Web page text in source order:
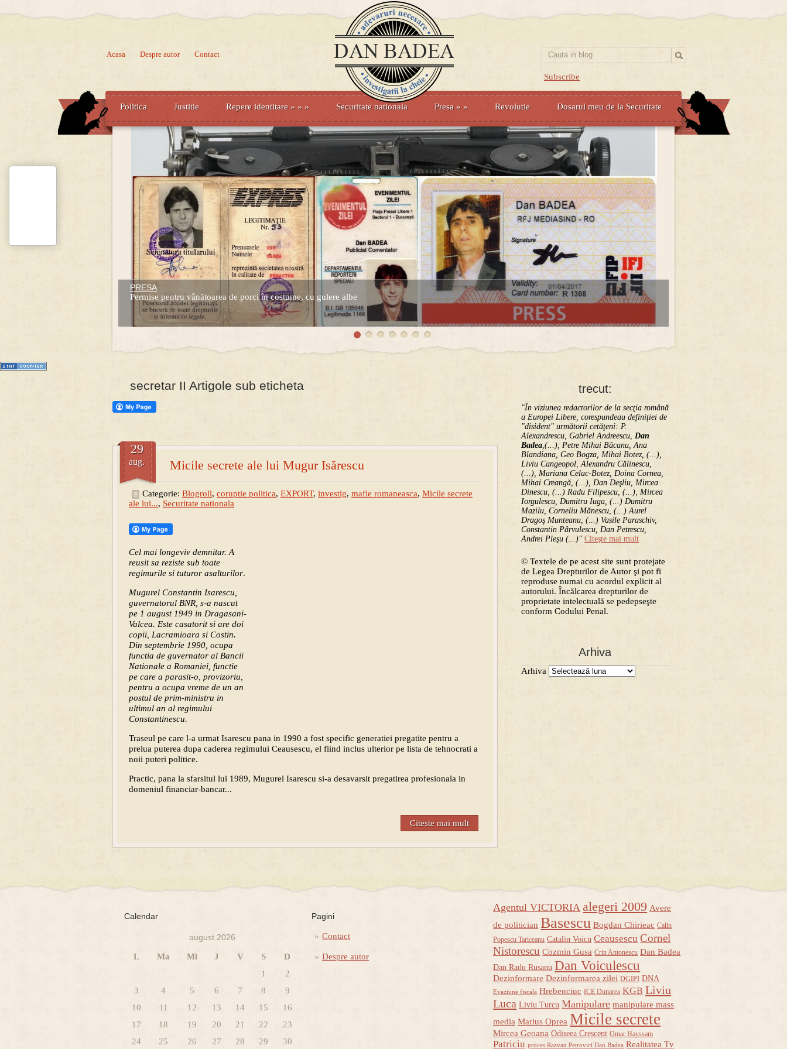
Subscribe
Acasa Despre autor Contact
Politica Justitie Repere identitare » » » Securitate nationala Presa » » Revolutie Dosarul meu de la Securitate
PRESA
Permise pentru vânătoarea de porci în costume, cu gulere albe
Prima mea carte publicata (Nemira)
Averea Presedintelui: prima lucrare despre controversatele conturi secrete ale Securitatii.
trecut:
"În viziunea redactorilor de la secţia română
a Europei Libere, corespundeau definiţiei de
"disident" următorii ce­tă­ţeni: P.
Alexandrescu, Gabriel Andreescu, Dan
Badea,(...), Petre Mihai Băcanu, Ana
Blandiana, Geo Bogza, Mihai Botez, (...),
Liviu Cangeopol, Alexandru Călinescu,
(...), Mariana Celac-Botez, Doina Cornea,
Mihai Creangă, (...), Dan Deşliu, Mircea
Dinescu, (...) Radu Filipescu, (...), Mircea
Iorgulescu, Dumitru Iuga, (...) Dumitru
Mazilu, Corneliu Mănescu, (...) Aurel
Dragoş Munteanu, (...) Vasile Paraschiv,
Constantin Pârvulescu, Dan Petrescu,
Andrei Pleşu (...)" Citeşte mai mult
© Textele de pe acest site sunt protejate
de Legea Drepturilor de Autor şi pot fi
reproduse numai cu acordul explicit al
autorului. Încălcarea drepturilor de
proprietate intelectuală se pedepseşte
conform Codului Penal.
Arhiva
Arhiva
secretar II Artigole sub eticheta
Micile secrete ale lui Mugur Isărescu
29
aug.
Categorie: Blogroll, coruptie politica, EXPORT, investig, mafie romaneasca, Micile secrete
ale lui..., Securitate nationala
Cel mai longeviv demnitar. A
reusit sa reziste sub toate
regimurile si tuturor asalturilor.
Mugurel Constantin Isarescu,
guvernatorul BNR, s-a nascut
pe 1 august 1949 in Dragasani-
Valcea. Este casatorit si are doi
copii, Lacramioara si Costin.
Din septembrie 1990, ocupa
functia de guvernator al Bancii
Nationale a Romaniei, functie
pe care a parasit-o, provizoriu,
pentru a ocupa vreme de un an
postul de prim-ministru in
ultimul an al regimului
Constantinescu.
Traseul pe care l-a urmat Isarescu pana in 1990 a fost specific generatiei pregatite pentru a
prelua puterea dupa caderea regimului Ceausescu, el fiind inclus ulterior pe lista de tehnocrati a
noii puteri politice.
Practic, pana la sfarsitul lui 1989, Mugurel Isarescu si-a desavarsit pregatirea profesionala in
domeniul financiar-bancar...
Citeste mai mult
Calendar
august 2026
L Ma Mi J V S
D
1
2
3
4 5 6 7 8
9
10
11 12 13 14 15
16
17
18 19 20 21 22
23
24
25 26 27 28 29 30
Pagini
Contact
Despre autor
Agentul VICTORIA alegeri 2009 Avere
de politician Basescu Bogdan Chirieac Calin
Popescu Tariceanu Catalin Voicu Ceausescu Cornel
Nistorescu Cozmin Gusa Crin Antonescu Dan Badea
Dan Radu Rusanu Dan Voiculescu
Dezinformare Dezinformarea zilei DGIPI DNA
Evaziune fiscala Hrebenciuc ICE Dunarea KGB Liviu
Luca Liviu Turcu Manipulare manipulare mass
media Marius Oprea Micile secrete
Mircea Geoana Odiseea Crescent Omar Hayssam
Patriciu proces Razvan Petrovici Dan Badea Realitatea Tv